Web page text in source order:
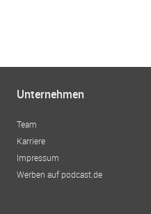
Unternehmen
Team
Karriere
Impressum
Werben auf podcast.de